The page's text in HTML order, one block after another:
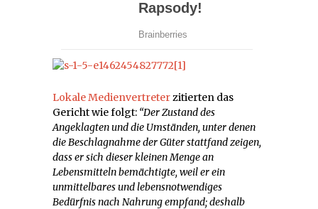
Lokale Medienvertreterzitierten das
Gericht wie folgt: “Der Zustand des
Angeklagten und die Umständen, unter denen
die Beschlagnahme der Güter stattfand zeigen,
dass er sich dieser kleinen Menge an
Lebensmitteln bemächtigte, weil er ein
unmittelbares und lebensnotwendiges
Bedürfnis nach Nahrung empfand; deshalb